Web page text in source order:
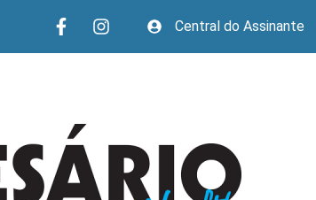
Central do Assinante